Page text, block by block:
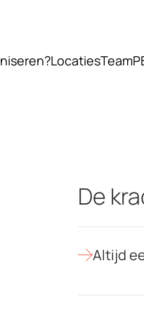
Locaties
De
Altijd